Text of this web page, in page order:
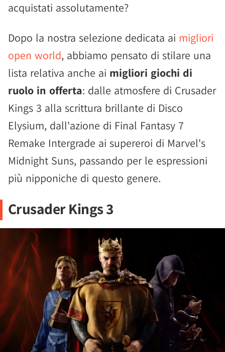
acquistati assolutamente?
Dopo la nostra selezione dedicata ai migliori
open world, abbiamo pensato di stilare una
lista relativa anche ai migliori giochi di
ruolo in offerta: dalle atmosfere di Crusader
Kings 3 alla scrittura brillante di Disco
Elysium, dall'azione di Final Fantasy 7
Remake Intergrade ai supereroi di Marvel's
Midnight Suns, passando per le espressioni
più nipponiche di questo genere.
Crusader Kings 3